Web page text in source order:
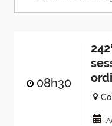
08h30